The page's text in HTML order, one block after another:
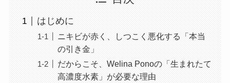
はじめに
ニキビが赤く、しつこく悪化する「本当
の引き金」
だからこそ、Welina Ponoの「生まれたて
高濃度水素」が必要な理由